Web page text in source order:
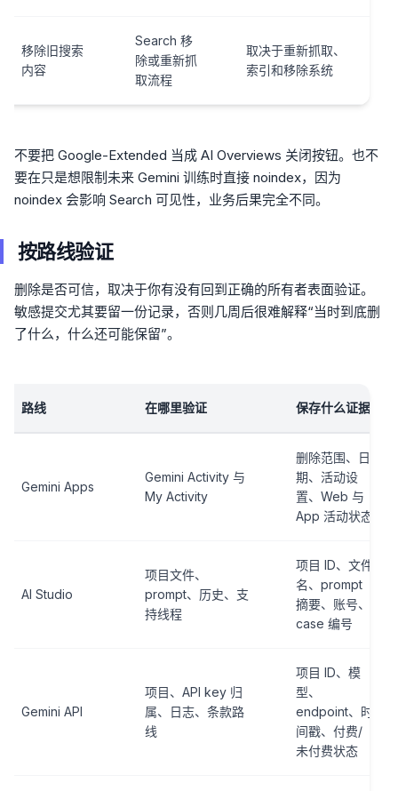
移除旧搜索
内容
Search 移
除或重新抓
取流程
取决于重新抓取、
索引和移除系统
不要把 Google-Extended 当成 AI Overviews 关闭按钮。也不
要在只是想限制未来 Gemini 训练时直接 noindex，因为
noindex 会影响 Search 可见性，业务后果完全不同。
按路线验证
删除是否可信，取决于你有没有回到正确的所有者表面验证。
敏感提交尤其要留一份记录，否则几周后很难解释“当时到底删
了什么，什么还可能保留”。
路线 在哪里验证 保存什么证据
Gemini Apps
Gemini Activity 与
My Activity
删除范围、日
期、活动设
置、Web 与
App 活动状态
AI Studio
项目文件、
prompt、历史、支
持线程
项目 ID、文件
名、prompt
摘要、账号、
case 编号
Gemini API
项目、API key 归
属、日志、条款路
线
项目 ID、模
型、
endpoint、时
间戳、付费/
未付费状态